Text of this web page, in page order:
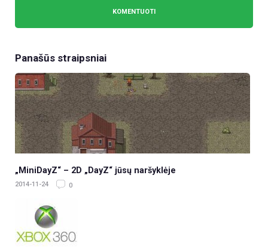
Panašūs straipsniai
„MiniDayZ“ – 2D „DayZ“ jūsų naršyklėje
2014-11-24 0